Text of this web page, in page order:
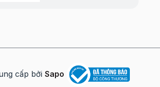
cấp bởi Sapo